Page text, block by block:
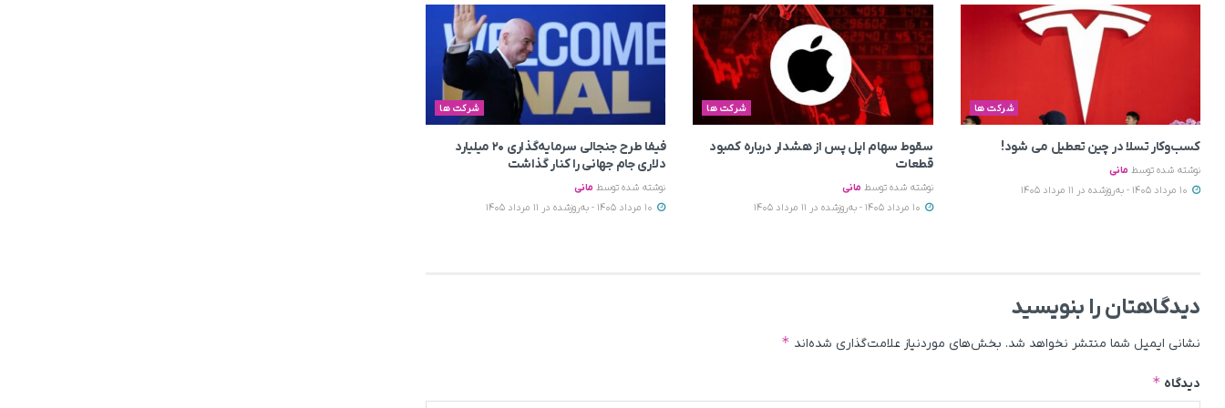
شرکت ها
کسب‌وکار تسلا در چین تعطیل می‌ شود!
نوشته شده توسط مانی
شرکت ها
سقوط سهام اپل پس از هشدار درباره کمبود
قطعات
نوشته شده توسط مانی
شرکت ها
فیفا طرح جنجالی سرمایه‌گذاری ۲۰ میلیارد
دلاری جام جهانی را کنار گذاشت
نوشته شده توسط مانی
دیدگاهتان را بنویسید
نشانی ایمیل شما منتشر نخواهد شد. بخش‌های موردنیاز علامت‌گذاری شده‌اند *
دیدگاه *